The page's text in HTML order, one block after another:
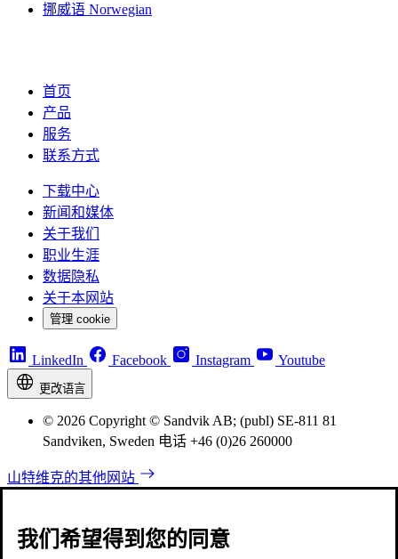
挪威语 Norwegian
首页
产品
服务
联系方式
下载中心
新闻和媒体
关于我们
职业生涯
数据隐私
关于本网站
管理 cookie
LinkedIn Facebook Instagram Youtube
更改语言
© 2026 Copyright © Sandvik AB; (publ) SE-811 81
Sandviken, Sweden 电话 +46 (0)26 260000
山特维克的其他网站
我们希望得到您的同意